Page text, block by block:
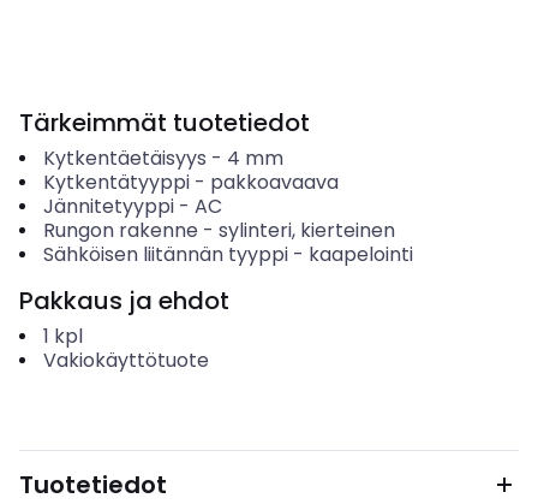
Tärkeimmät tuotetiedot
Kytkentäetäisyys - 4 mm
Kytkentätyyppi- pakkoavaava
Jännitetyyppi- AC
Rungon rakenne - sylinteri, kierteinen
Sähköisen liitännän tyyppi- kaapelointi
Pakkaus ja ehdot
1 kpl
Vakiokäyttötuote
Tuotetiedot